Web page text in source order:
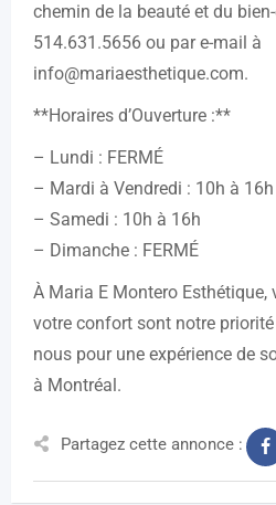
chemin de la beauté et du
514.631.5656 ou par e-mail à
info@mariaesthetique.com.
**Horaires d’Ouverture :**
– Lundi : FERMÉ
– Mardi à Vendredi : 10h à 16h
– Samedi : 10h à 16h
– Dimanche : FERMÉ
À Maria E Montero
votre confort sont notre
nous pour une expérience de
à Montréal.
Partagez cette annonce :